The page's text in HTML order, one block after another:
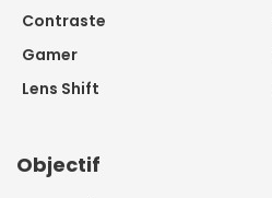
Contraste
Gamer
Lens Shift
Objectif